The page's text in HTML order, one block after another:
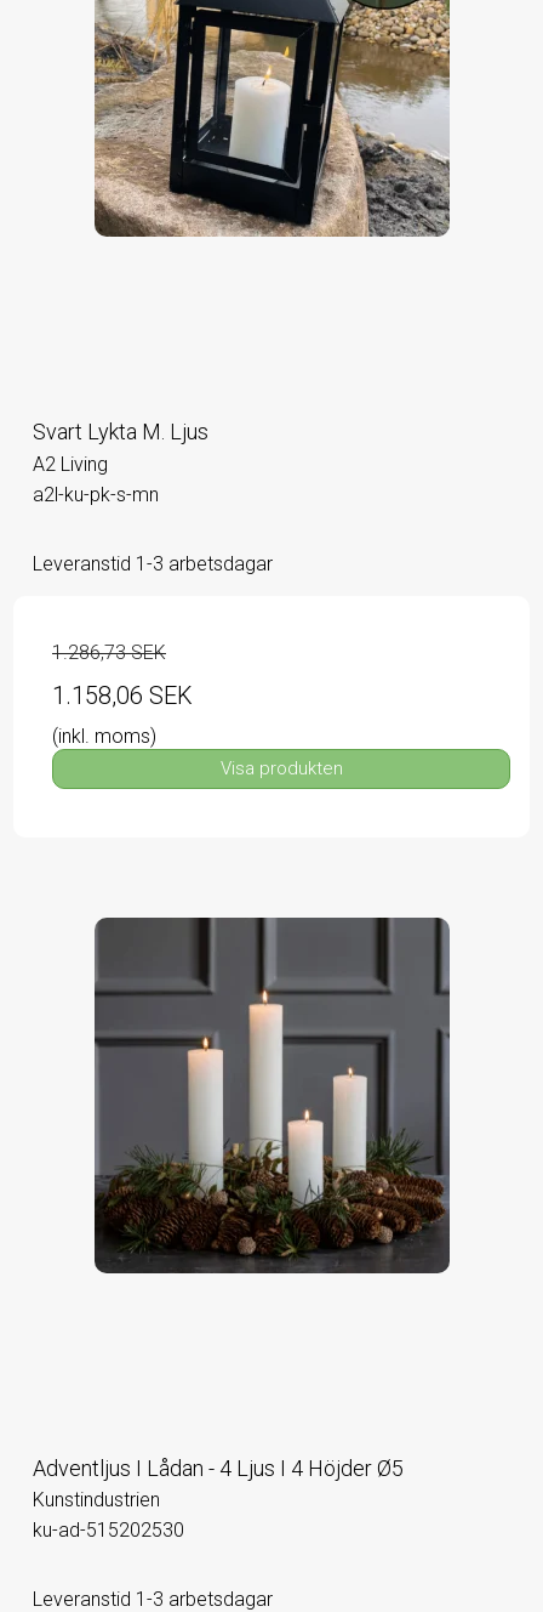
Svart Lykta M. Ljus
A2 Living
a2l-ku-pk-s-mn
Leveranstid 1-3 arbetsdagar
1.286,73 SEK
1.158,06 SEK
(inkl. moms)
Visa produkten
Adventljus I Lådan - 4 Ljus I 4 Höjder Ø5
Kunstindustrien
ku-ad-515202530
Leveranstid 1-3 arbetsdagar